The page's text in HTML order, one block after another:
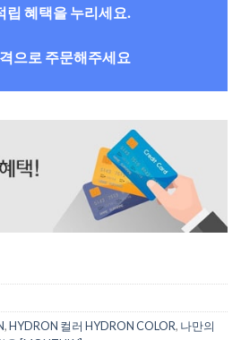
립 혜택을 누리세요.
으로 주문해주세요
,HYDRON 컬러 HYDRON COLOR, 나만의